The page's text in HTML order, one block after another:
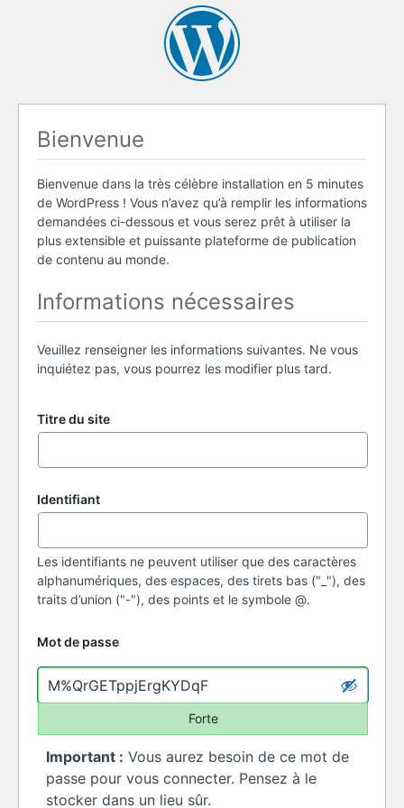
Bienvenue
Bienvenue dans la très célèbre installation en 5 minutes
de WordPress ! Vous n’avez qu’à remplir les informations
demandées ci-dessous et vous serez prêt à utiliser la
plus extensible et puissante plateforme de publication
de contenu au monde.
Informations nécessaires
Veuillez renseigner les informations suivantes. Ne vous
inquiétez pas, vous pourrez les modifier plus tard.
Titre du site
Identifiant
Les identifiants ne peuvent utiliser que des caractères
alphanumériques, des espaces, des tirets bas ("_"), des
traits d’union ("-"), des points et le symbole @.
Mot de passe
Forte
Important : Vous aurez besoin de ce mot de
passe pour vous connecter. Pensez à le
stocker dans un lieu sûr.